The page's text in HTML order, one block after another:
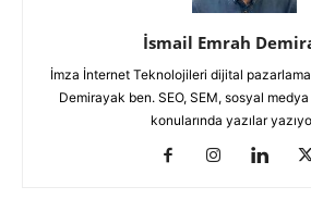
İsmail Emrah
İmza İnternet Teknolojileri dijital pazarlama
Demirayak ben. SEO, SEM, sosyal
konularında yazılar